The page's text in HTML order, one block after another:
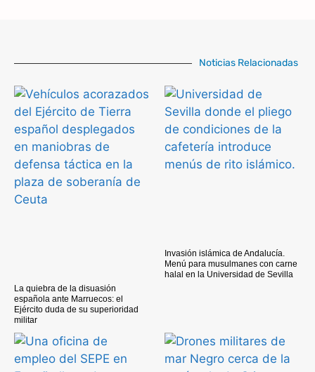
Noticias Relacionadas
La quiebra de la disuasión
española ante Marruecos: el
Ejército duda de su superioridad
militar
Invasión islámica de Andalucía.
Menú para musulmanes con carne
halal en la Universidad de Sevilla